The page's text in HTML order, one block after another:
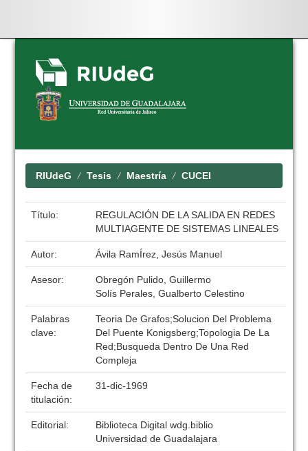
Skip
navigation
RIUdeG Tesis Maestría CUCEI
Título:
REGULACIÓN DE LA SALIDA EN REDES
MULTIAGENTE DE SISTEMAS LINEALES
Autor: Ávila RamÍrez, Jesús Manuel
Asesor:
Obregón Pulido, Guillermo
Solís Perales, Gualberto Celestino
Palabras
clave:
Teoria De Grafos;Solucion Del Problema
Del Puente Konigsberg;Topologia De La
Red;Busqueda Dentro De Una Red
Compleja
Fecha de
titulación:
31-dic-1969
Editorial:
Biblioteca Digital wdg.biblio
Universidad de Guadalajara